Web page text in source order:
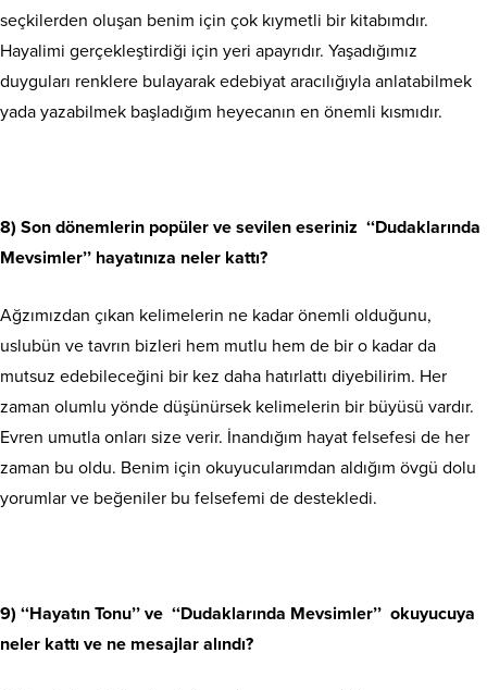
seçkilerden oluşan benim için çok kıymetli bir kitabımdır.
Hayalimi gerçekleştirdiği için yeri apayrıdır. Yaşadığımız
duyguları renklere bulayarak edebiyat aracılığıyla anlatabilmek
yada yazabilmek başladığım heyecanın en önemli kısmıdır.
8) Son dönemlerin popüler ve sevilen eseriniz ‘‘Dudaklarında
Mevsimler’’ hayatınıza neler kattı?
Ağzımızdan çıkan kelimelerin ne kadar önemli olduğunu,
uslubün ve tavrın bizleri hem mutlu hem de bir o kadar da
mutsuz edebileceğini bir kez daha hatırlattı diyebilirim. Her
zaman olumlu yönde düşünürsek kelimelerin bir büyüsü vardır.
Evren umutla onları size verir. İnandığım hayat felsefesi de her
zaman bu oldu. Benim için okuyucularımdan aldığım övgü dolu
yorumlar ve beğeniler bu felsefemi de destekledi.
9) ‘‘Hayatın Tonu’’ ve ‘‘Dudaklarında Mevsimler’’ okuyucuya
neler kattı ve ne mesajlar alındı?